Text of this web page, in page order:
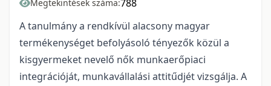
Megtekintések száma:788
A tanulmány a rendkívül alacsony magyar
termékenységet befolyásoló tényezők közül a
kisgyermeket nevelő nők munkaerőpiaci
integrációját, munkavállalási attitűdjét vizsgálja. A